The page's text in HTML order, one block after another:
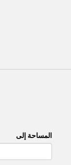
المساحة إلى